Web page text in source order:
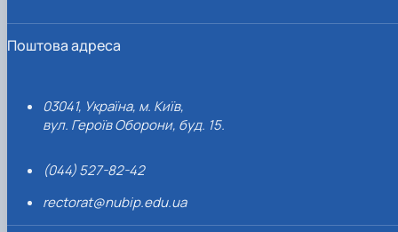
Поштова адреса
03041, Україна, м. Київ,
вул. Героїв Оборони, буд. 15.
(044) 527-82-42
rectorat@nubip.edu.ua